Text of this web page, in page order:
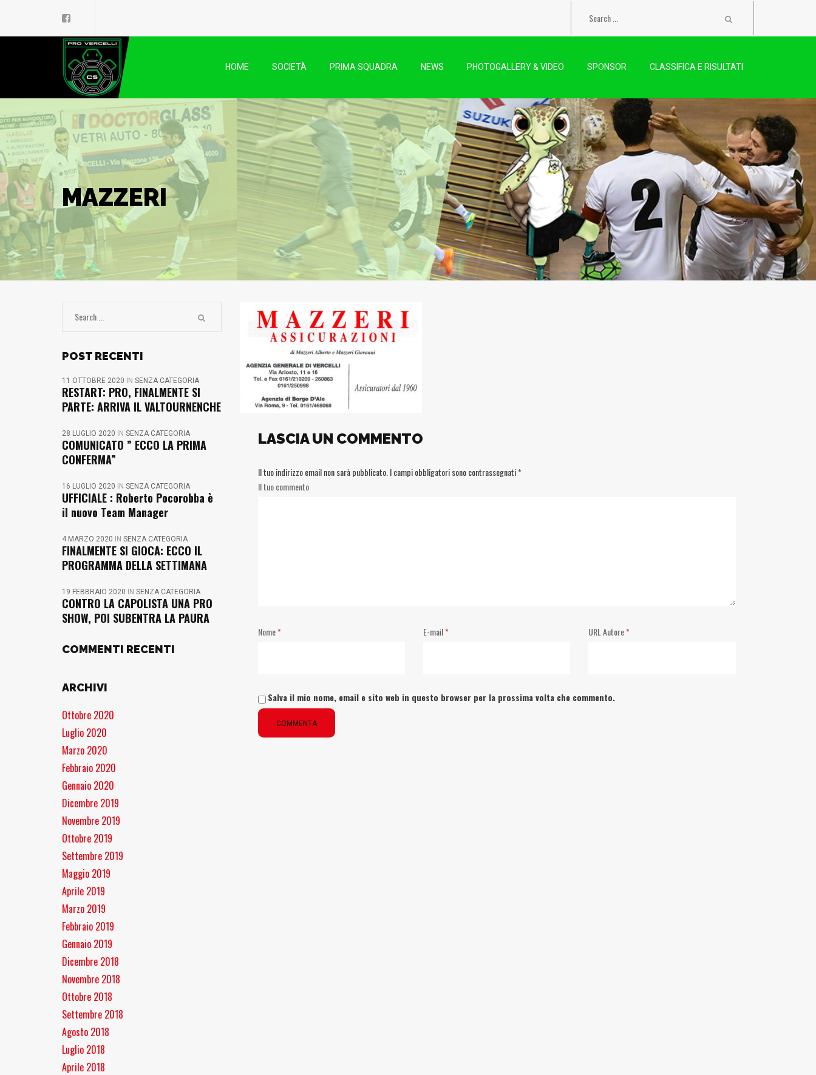
HOME SOCIETÀ PRIMA SQUADRA NEWS PHOTOGALLERY & VIDEO SPONSOR CLASSIFICA E RISULTATI
MAZZERI
LASCIA UN COMMENTO
Il tuo indirizzo email non sarà pubblicato. I campi obbligatori sono contrassegnati*
Il tuo commento
Nome* E-mail* URL Autore*
Salva il mio nome, email e sito web in questo browser per la prossima volta che commento.
COMMENTA
POST RECENTI
11 OTTOBRE 2020 IN SENZA CATEGORIA
RESTART: PRO, FINALMENTE SI
PARTE: ARRIVA IL VALTOURNENCHE
28 LUGLIO 2020 IN SENZA CATEGORIA
COMUNICATO ” ECCO LA PRIMA
CONFERMA”
16 LUGLIO 2020 IN SENZA CATEGORIA
UFFICIALE : Roberto Pocorobba è
il nuovo Team Manager
4 MARZO 2020 IN SENZA CATEGORIA
FINALMENTE SI GIOCA: ECCO IL
PROGRAMMA DELLA SETTIMANA
19 FEBBRAIO 2020 IN SENZA CATEGORIA
CONTRO LA CAPOLISTA UNA PRO
SHOW, POI SUBENTRA LA PAURA
COMMENTI RECENTI
ARCHIVI
Ottobre 2020
Luglio 2020
Marzo 2020
Febbraio 2020
Gennaio 2020
Dicembre 2019
Novembre 2019
Ottobre 2019
Settembre 2019
Maggio 2019
Aprile 2019
Marzo 2019
Febbraio 2019
Gennaio 2019
Dicembre 2018
Novembre 2018
Ottobre 2018
Settembre 2018
Agosto 2018
Luglio 2018
Aprile 2018